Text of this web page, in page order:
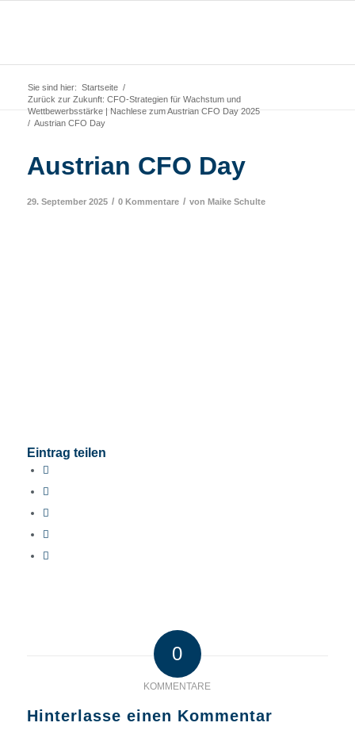
Sie sind hier: Startseite /
Zurück zur Zukunft: CFO-Strategien für Wachstum und
Wettbewerbsstärke | Nachlese zum Austrian CFO Day 2025
/ Austrian CFO Day
Austrian CFO Day
29. September 2025 / 0 Kommentare / von Maike Schulte
Eintrag teilen
0
KOMMENTARE
Hinterlasse einen Kommentar